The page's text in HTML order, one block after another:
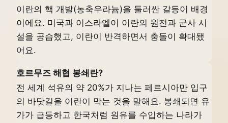
이란의 핵 개발(농축우라늄)을 둘러싼 갈등이 배경
이에요. 미국과 이스라엘이 이란의 원전과 군사 시
설을 공습했고, 이란이 반격하면서 충돌이 확대됐
어요.
호르무즈 해협 봉쇄란?
전 세계 석유의 약 20%가 지나는 페르시아만 입구
의 바닷길을 이란이 막는 것을 말해요. 봉쇄되면 유
가가 급등하고 한국처럼 원유를 수입하는 나라가